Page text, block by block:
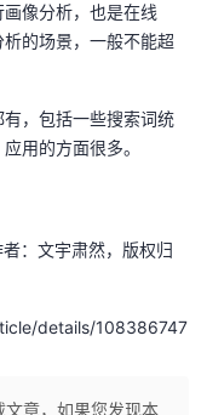
像分析，也是在线
的场景，一般不能超
，包括一些搜索词统
用的方面很多。
：文宇肃然，版权归
details/108386747
文章，如果您发现本